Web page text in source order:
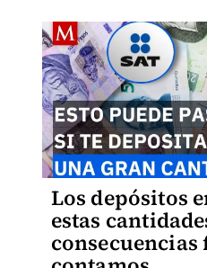
Los depósitos
estas
consecuencias